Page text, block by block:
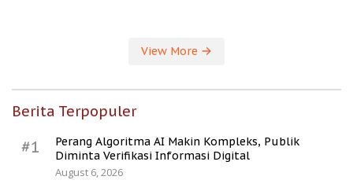
View More
Berita Terpopuler
#1
Perang Algoritma AI Makin Kompleks, Publik
Diminta Verifikasi Informasi Digital
August 6, 2026